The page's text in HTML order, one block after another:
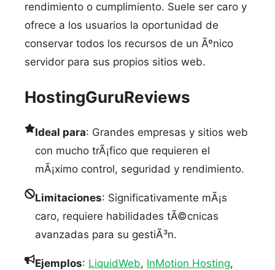
rendimiento o cumplimiento. Suele ser caro y
ofrece a los usuarios la oportunidad de
conservar todos los recursos de un Ãºnico
servidor para sus propios sitios web.
HostingGuruReviews
Ideal para: Grandes empresas y sitios web
con mucho trÃ¡fico que requieren el
mÃ¡ximo control, seguridad y rendimiento.
Limitaciones: Significativamente mÃ¡s
caro, requiere habilidades tÃ©cnicas
avanzadas para su gestiÃ³n.
Ejemplos: LiquidWeb, InMotion Hosting,